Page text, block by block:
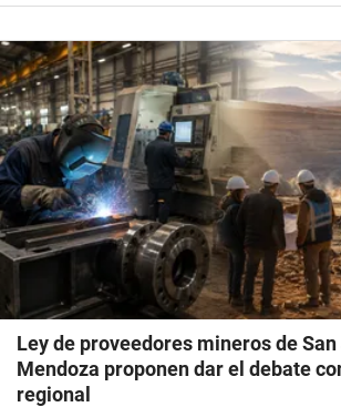
Ley de proveedores mineros de
Mendoza proponen dar el debate
regional